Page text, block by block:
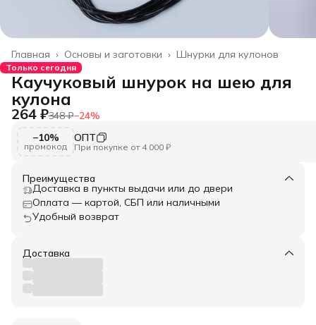
Шнурки для кулонов
Основы и заготовки ›
Главная ›
Только сегодня
Каучуковый шнурок на шею для
кулона
264 ₽348 ₽−24%
−10%
промокод
ОПТ
При покупке от 4 000 ₽
Преимущества
Доставка в пункты выдачи или до двери
Оплата — картой, СБП или наличными
Удобный возврат
Доставка